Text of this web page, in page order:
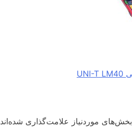
بخش‌های موردنیاز علامت‌گذاری شده‌اند